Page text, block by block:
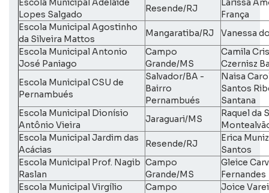
Escola Municipal Adelaide
Lopes Salgado
Resende/RJ
Larissa
França
Escola Municipal Agostinho
da Silveira Mattos
Mangaratiba/RJ
Vanessa
Escola Municipal Antonio
José Paniago
Campo
Grande/MS
Camila
Czernisz
Escola Municipal CSU de
Pernambués
Salvador/BA -
Bairro
Pernambués
Naisa
Santos
Santana
Escola Municipal Dionísio
Antônio Vieira
Jaraguari/MS
Raquel da
Escola Municipal Jardim das
Acácias
Resende/RJ
Erica
Santos
Escola Municipal Prof. Nagib
Raslan
Campo
Grande/MS
Gleice
Fernandes
Escola Municipal Virgílio
Campo
Joice